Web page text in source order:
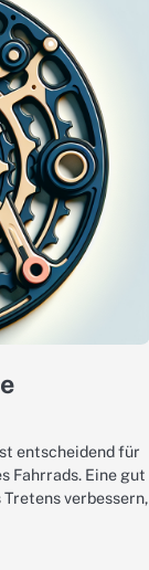
entscheidend für
Fahrrads. Eine gut
verbessern,